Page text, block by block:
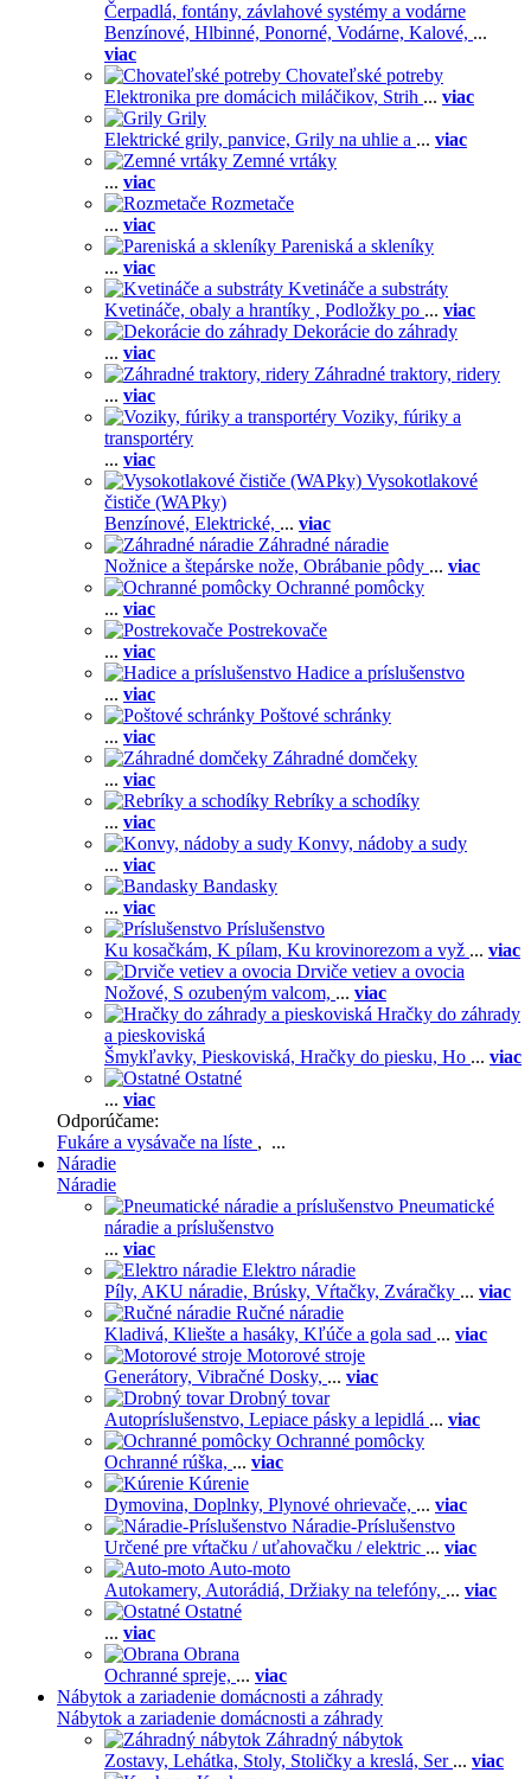
Čerpadlá, fontány, závlahové systémy a vodárne
Benzínové, Hlbinné, Ponorné, Vodárne, Kalové, ...
viac
Chovateľské potreby
Elektronika pre domácich miláčikov, Strih ... viac
Grily
Elektrické grily, panvice, Grily na uhlie a ... viac
Zemné vrtáky
... viac
Rozmetače
... viac
Pareniská a skleníky
... viac
Kvetináče a substráty
Kvetináče, obaly a hrantíky , Podložky po ... viac
Dekorácie do záhrady
... viac
Záhradné traktory, ridery
... viac
Voziky, fúriky a
transportéry
... viac
Vysokotlakové
čističe (WAPky)
Benzínové, Elektrické, ... viac
Záhradné náradie
Nožnice a štepárske nože, Obrábanie pôdy ... viac
Ochranné pomôcky
... viac
Postrekovače
... viac
Hadice a príslušenstvo
... viac
Poštové schránky
... viac
Záhradné domčeky
... viac
Rebríky a schodíky
... viac
Konvy, nádoby a sudy
... viac
Bandasky
... viac
Príslušenstvo
Ku kosačkám, K pílam, Ku krovinorezom a vyž ... viac
Drviče vetiev a ovocia
Nožové, S ozubeným valcom, ... viac
Hračky do záhrady
a pieskoviská
Šmykľavky, Pieskoviská, Hračky do piesku, Ho ... viac
Ostatné
... viac
Odporúčame:
Fukáre a vysávače na líste , ...
Náradie
Náradie
Pneumatické
náradie a príslušenstvo
... viac
Elektro náradie
Píly, AKU náradie, Brúsky, Vŕtačky, Zváračky ... viac
Ručné náradie
Kladivá, Kliešte a hasáky, Kľúče a gola sad ... viac
Motorové stroje
Generátory, Vibračné Dosky, ... viac
Drobný tovar
Autopríslušenstvo, Lepiace pásky a lepidlá ... viac
Ochranné pomôcky
Ochranné rúška, ... viac
Kúrenie
Dymovina, Doplnky, Plynové ohrievače, ... viac
Náradie-Príslušenstvo
Určené pre vŕtačku / uťahovačku / elektric ... viac
Auto-moto
Autokamery, Autorádiá, Držiaky na telefóny, ... viac
Ostatné
... viac
Obrana
Ochranné spreje, ... viac
Nábytok a zariadenie domácnosti a záhrady
Nábytok a zariadenie domácnosti a záhrady
Záhradný nábytok
Zostavy, Lehátka, Stoly, Stoličky a kreslá, Ser ... viac